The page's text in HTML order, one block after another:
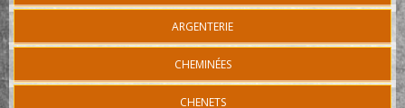
ARGENTERIE
CHEMINÉES
CHENETS